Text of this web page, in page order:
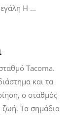
H ...
Tacoma.
και τα
ο σταθμός
ζωή. Τα σημάδια